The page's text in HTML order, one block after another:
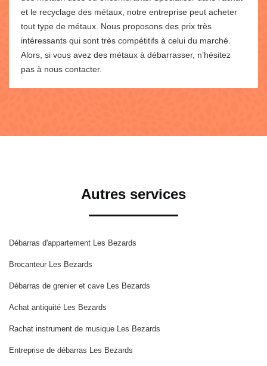
et le recyclage des métaux, notre entreprise peut acheter
tout type de métaux. Nous proposons des prix très
intéressants qui sont très compétitifs à celui du marché.
Alors, si vous avez des métaux à débarrasser, n’hésitez
pas à nous contacter.
Autres services
Débarras d'appartement Les Bezards
Brocanteur Les Bezards
Débarras de grenier et cave Les Bezards
Achat antiquité Les Bezards
Rachat instrument de musique Les Bezards
Entreprise de débarras Les Bezards